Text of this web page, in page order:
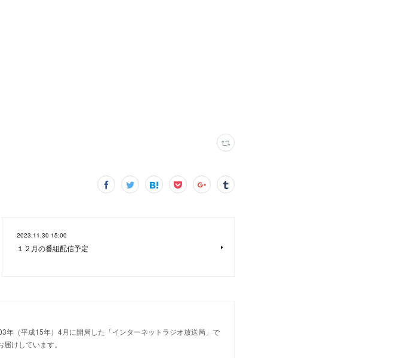
2023.11.30 15:00
１２月の番組配信予定
年（平成15年）4月に開局した「インターネットラジオ放送局」で
けしています。